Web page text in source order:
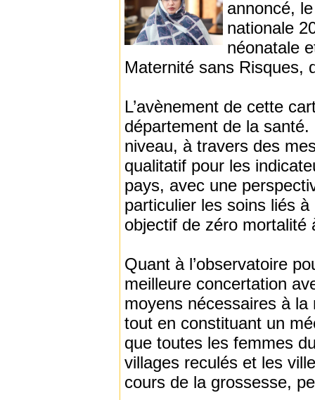
annoncé,
nationale
néonatale
Maternité sans Risques,
L’avènement de cette
département de la santé.
niveau, à travers des
qualitatif pour les
pays, avec une
particulier les soins liés
objectif de zéro mortalité
Quant à l’observatoire
meilleure concertation
moyens nécessaires à
tout en constituant un
que toutes les femmes
villages reculés et les
cours de la grossesse,